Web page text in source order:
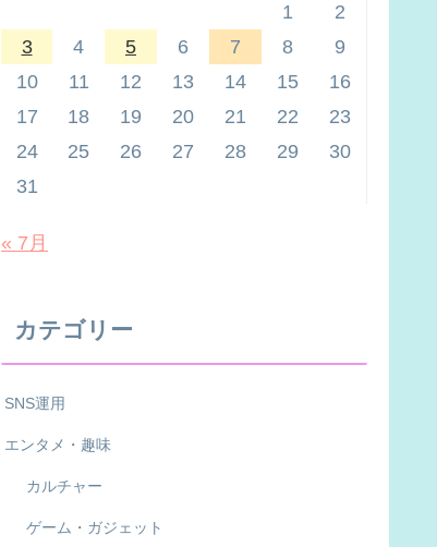
1
2
3
4 5 6 7 8
9
10
11 12 13 14 15
16
17
18 19 20 21 22
23
24
25 26 27 28 29
30
31
« 7月
カテゴリー
SNS運用
エンタメ・趣味
カルチャー
ゲーム・ガジェット